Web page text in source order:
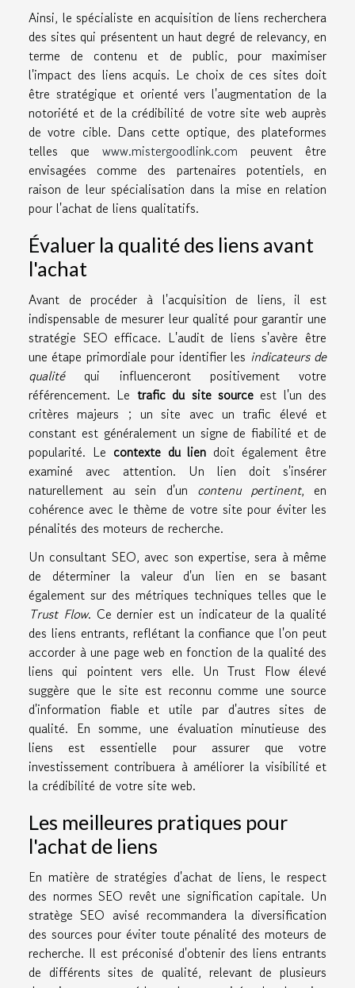
Ainsi, le spécialiste en acquisition de liens recherchera
des sites qui présentent un haut degré de relevancy, en
terme de contenu et de public, pour maximiser
l'impact des liens acquis. Le choix de ces sites doit
être stratégique et orienté vers l'augmentation de la
notoriété et de la crédibilité de votre site web auprès
de votre cible. Dans cette optique, des plateformes
telles que www.mistergoodlink.com peuvent être
envisagées comme des partenaires potentiels, en
raison de leur spécialisation dans la mise en relation
pour l'achat de liens qualitatifs.
Évaluer la qualité des liens avant
l'achat
Avant de procéder à l'acquisition de liens, il est
indispensable de mesurer leur qualité pour garantir une
stratégie SEO efficace. L'audit de liens s'avère être
une étape primordiale pour identifier les indicateurs de
qualitéqui influenceront positivement votre
référencement. Le trafic du site sourceest l'un des
critères majeurs ; un site avec un trafic élevé et
constant est généralement un signe de fiabilité et de
popularité. Le contexte du lien doit également être
examiné avec attention. Un lien doit s'insérer
naturellement au sein d'un contenu pertinent, en
cohérence avec le thème de votre site pour éviter les
pénalités des moteurs de recherche.
Un consultant SEO, avec son expertise, sera à même
de déterminer la valeur d'un lien en se basant
également sur des métriques techniques telles que le
Trust Flow. Ce dernier est un indicateur de la qualité
des liens entrants, reflétant la confiance que l'on peut
accorder à une page web en fonction de la qualité des
liens qui pointent vers elle. Un Trust Flow élevé
suggère que le site est reconnu comme une source
d'information fiable et utile par d'autres sites de
qualité. En somme, une évaluation minutieuse des
liens est essentielle pour assurer que votre
investissement contribuera à améliorer la visibilité et
la crédibilité de votre site web.
Les meilleures pratiques pour
l'achat de liens
En matière de stratégies d'achat de liens, le respect
des normes SEO revêt une signification capitale. Un
stratège SEO avisé recommandera la diversification
des sources pour éviter toute pénalité des moteurs de
recherche. Il est préconisé d'obtenir des liens entrants
de différents sites de qualité, relevant de plusieurs